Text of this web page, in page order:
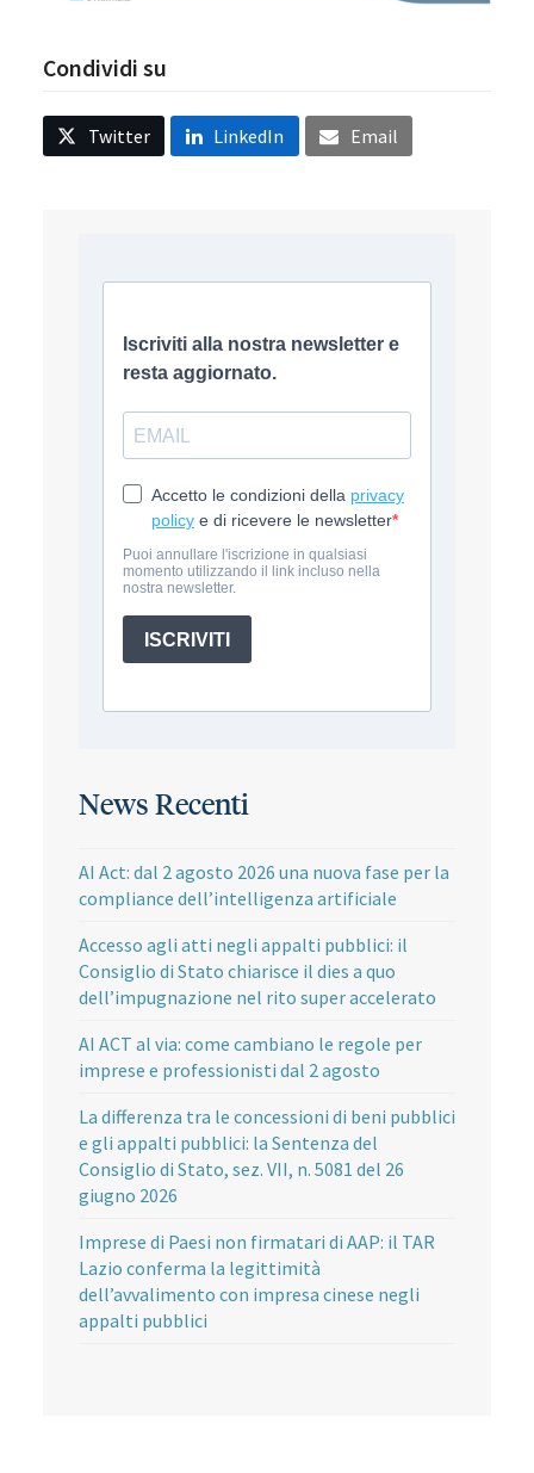
Condividi su
Twitter LinkedIn Email
News Recenti
AI Act: dal 2 agosto 2026 una nuova fase per la
compliance dell’intelligenza artificiale
Accesso agli atti negli appalti pubblici: il
Consiglio di Stato chiarisce il dies a quo
dell’impugnazione nel rito super accelerato
AI ACT al via: come cambiano le regole per
imprese e professionisti dal 2 agosto
La differenza tra le concessioni di beni pubblici
e gli appalti pubblici: la Sentenza del
Consiglio di Stato, sez. VII, n. 5081 del 26
giugno 2026
Imprese di Paesi non firmatari di AAP: il TAR
Lazio conferma la legittimità
dell’avvalimento con impresa cinese negli
appalti pubblici